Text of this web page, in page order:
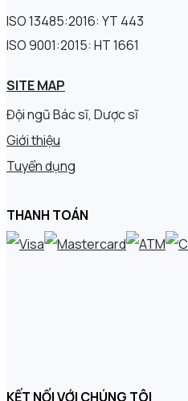
ISO 13485:2016: YT 443
ISO 9001:2015: HT 1661
SITE MAP
Đội ngũ Bác sĩ, Dược sĩ
Giới thiệu
Tuyển dụng
THANH TOÁN
KẾT NỐI VỚI CHÚNG TÔI